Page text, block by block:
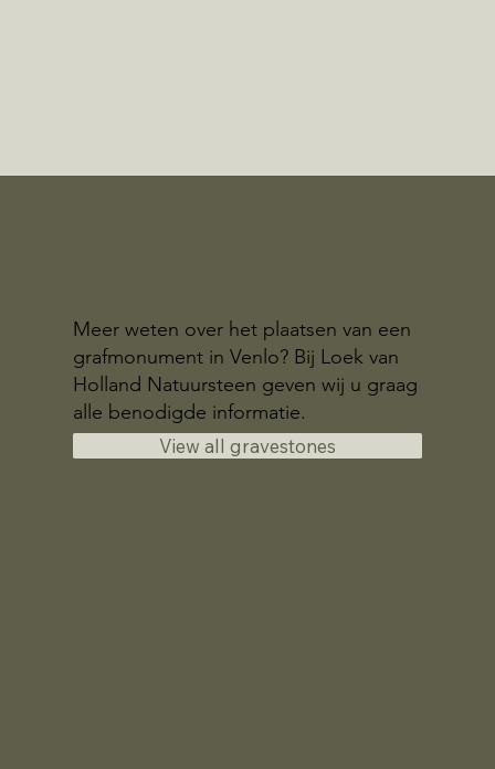
Meer weten over het plaatsen van een
grafmonument in Venlo? Bij Loek van
Holland Natuursteen geven wij u graag
alle benodigde informatie.
View all gravestones